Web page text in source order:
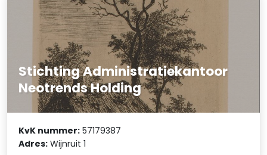
Stichting Administratiekantoor
Neotrends Holding
KvK nummer: 57179387
Adres: Wijnruit 1